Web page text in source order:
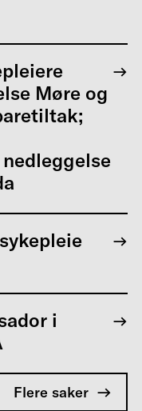
Møre og
i
Flere saker